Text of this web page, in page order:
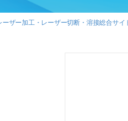
ザー加工・レーザー切断・溶接総合サイ